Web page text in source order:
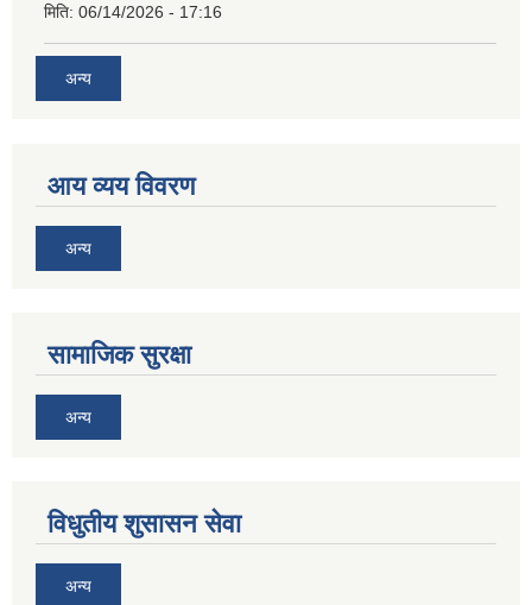
मिति: 06/14/2026 - 17:16
अन्य
आय व्यय विवरण
अन्य
सामाजिक सुरक्षा
अन्य
विधुतीय शुसासन सेवा
अन्य